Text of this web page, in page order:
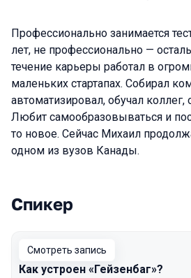
Профессионально занимается
лет, не профессионально —
течение карьеры работал в
маленьких стартапах. Собирал
автоматизировал, обучал коллег,
Любит самообразовываться и
то новое. Сейчас Михаил
одном из вузов Канады.
Выступления в
Спикер
Смотреть запись
Как устроен «Гейзенбаг»?